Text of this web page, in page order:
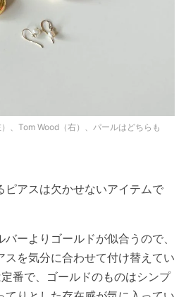
、Tom Wood（右）、パールはどちらも
ピアスは欠かせないアイテムで
ーよりゴールドが似合うので、
スを気分に合わせて付け替えてい
番で、ゴールドのものはシンプ